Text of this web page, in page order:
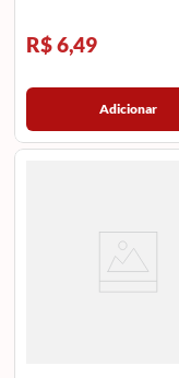
R$ 6,49
Adicionar